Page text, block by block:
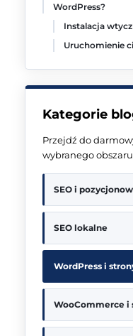
WordPress?
Instalacja
Uruchomienie
Kategorie
Przejdź do
wybranego
SEO i
SEO lokalne
WordPress i
WooCommerce i